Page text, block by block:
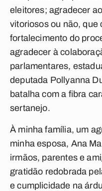
eleitores; agradecer
vitoriosos ou não, que
fortalecimento do
agradecer à
parlamentares,
deputada Pollyanna
batalha com a fibra
sertanejo.
À minha família, um
minha esposa, Ana
irmãos, parentes e
gratidão redobrada
e cumplicidade na